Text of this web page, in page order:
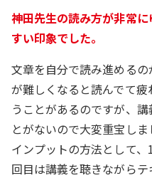
神田先生の読み方が非常
すい印象でした。
文章を自分で読み進める
が難しくなると読んでて
うことがあるのですが、
とがないので大変重宝しま
インプットの方法として
回目は講義を聴きながら